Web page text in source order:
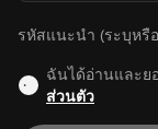
รหัสแนะนำ (ระบุหรื
ฉันได้อ่านและย
ส่วนตัว